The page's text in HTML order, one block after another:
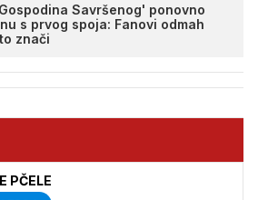
Savršenog' ponovno
s prvog spoja: Fanovi odmah
znači
PČELE